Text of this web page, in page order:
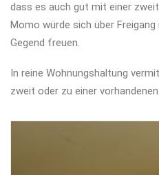
dass es auch gut mit einer
Momo würde sich über
Gegend freuen.
In reine Wohnungshaltung
zweit oder zu einer